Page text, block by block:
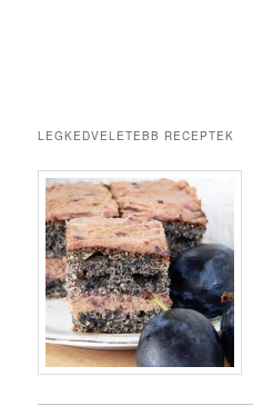
LEGKEDVELETEBB RECEPTEK